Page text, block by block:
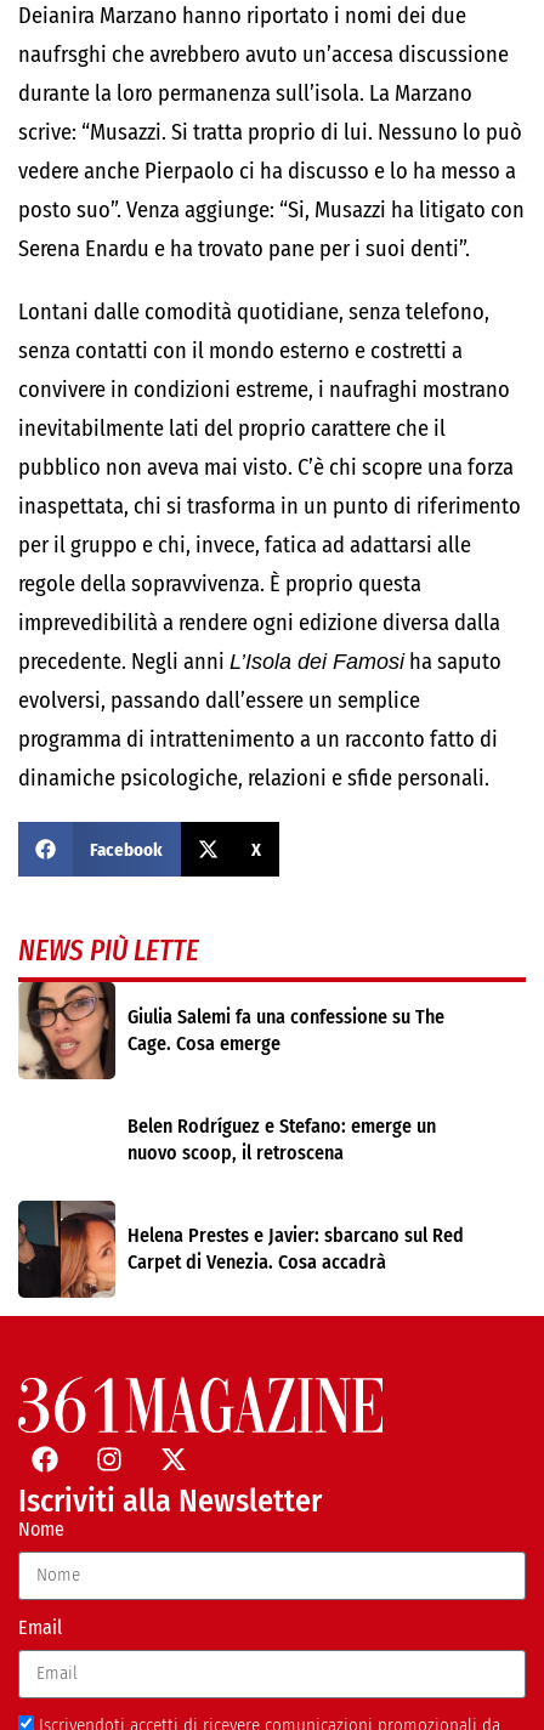
Deianira Marzano hanno riportato i nomi dei due
naufrsghi che avrebbero avuto un’accesa discussione
durante la loro permanenza sull’isola. La Marzano
scrive: “Musazzi. Si tratta proprio di lui. Nessuno lo può
vedere anche Pierpaolo ci ha discusso e lo ha messo a
posto suo”. Venza aggiunge: “Si, Musazzi ha litigato con
Serena Enardu e ha trovato pane per i suoi denti”.
Lontani dalle comodità quotidiane, senza telefono,
senza contatti con il mondo esterno e costretti a
convivere in condizioni estreme, i naufraghi mostrano
inevitabilmente lati del proprio carattere che il
pubblico non aveva mai visto. C’è chi scopre una forza
inaspettata, chi si trasforma in un punto di riferimento
per il gruppo e chi, invece, fatica ad adattarsi alle
regole della sopravvivenza. È proprio questa
imprevedibilità a rendere ogni edizione diversa dalla
precedente. Negli anni L’Isola dei Famosiha saputo
evolversi, passando dall’essere un semplice
programma di intrattenimento a un racconto fatto di
dinamiche psicologiche, relazioni e sfide personali.
Facebook X
NEWS PIÙ LETTE
Giulia Salemi fa una confessione su The
Cage. Cosa emerge
Belen Rodríguez e Stefano: emerge un
nuovo scoop, il retroscena
Helena Prestes e Javier: sbarcano sul Red
Carpet di Venezia. Cosa accadrà
Iscriviti alla Newsletter
Nome
Email
Iscrivendoti accetti di ricevere comunicazioni promozionali da